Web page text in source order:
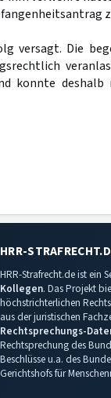
versagt. Die
konnte deshalb
HRR-
HRR-Strafrecht.de ist ein
Kollegen. Das Projekt
höchstrichterlichen
aus der juristischen
Rechtsprechungs-
Rechtsprechung des
Beschlüsse u.a. des
Gerichtshofs für